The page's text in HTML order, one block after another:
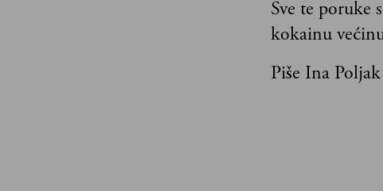
Sve te poruke
kokainu
Piše Ina Poljak